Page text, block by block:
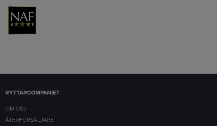
RYTTARCOMPANIET
OM OSS
ÅTERFÖRSÄLJARE